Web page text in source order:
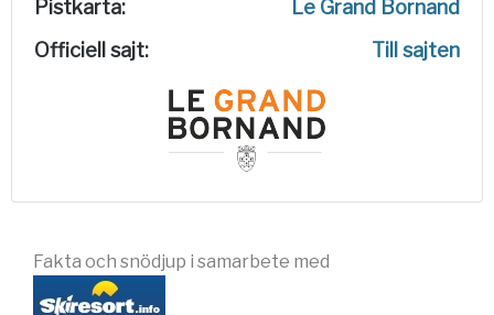
Pistkarta:
Le Grand Bornand
Officiell sajt:
Till sajten
Fakta och snödjup i samarbete med